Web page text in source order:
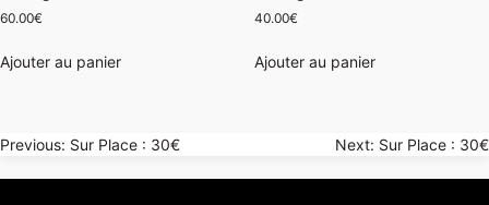
60.00€
Ajouter au panier
40.00€
Ajouter au panier
Navigation
de
Previous: Sur Place : 30€ Next: Sur Place : 30€